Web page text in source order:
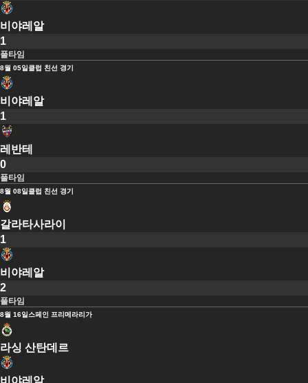
비야레알
1
풀타임
8월 05일클럽 친선 경기
비야레알
1
레반테
0
풀타임
8월 08일클럽 친선 경기
갈라타사라이
1
비야레알
2
풀타임
8월 16일스페인 프리메라리가
라싱 산탄데르